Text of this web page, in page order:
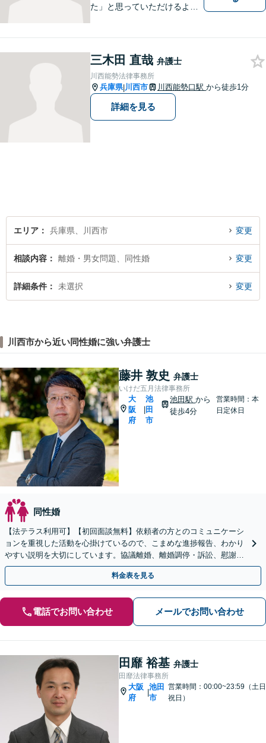
た」と思っていただけるよう
ことなく私にご相談くださ
い。
三木田 直哉 弁護士
川西能勢法律事務所
兵庫県|川西市 川西能勢口駅 から徒歩1分
詳細を見る
エリア 兵庫県、川西市 変更
相談内容 離婚・男女問題、同性婚 変更
詳細条件 未選択 変更
川西市から近い同性婚に強い弁護士
藤井 敦史 弁護士
いけだ五月法律事務所
大
阪
府
池
田
市
池田駅から
徒歩4分
営業時間：本
日定休日
同性婚
【法テラス利用可】【初回面談無料】依頼者の方とのコミュニケーシ
ョンを重視した活動を心掛けているので、こまめな進捗報告、わかり
やすい説明を大切にしています。協議離婚、離婚調停・訴訟、慰謝
料・養育費の請求、財産分与なお任せください【池田駅2分】
料金表を見る
電話でお問い合わせ メールでお問い合わせ
田靡 裕基 弁護士
田靡法律事務所
大阪
府
|
池田
市
営業時間：00:00~23:59（土日
祝日）